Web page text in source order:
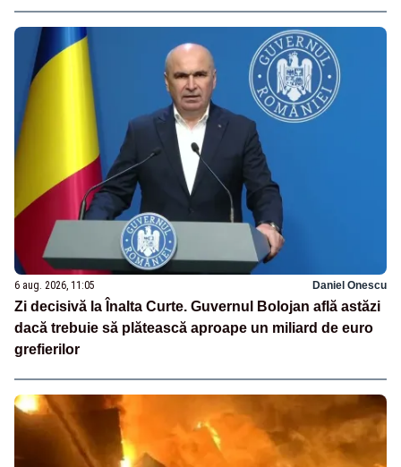
6 aug. 2026, 11:05 Daniel Onescu
Zi decisivă la Înalta Curte. Guvernul Bolojan află astăzi
dacă trebuie să plătească aproape un miliard de euro
grefierilor